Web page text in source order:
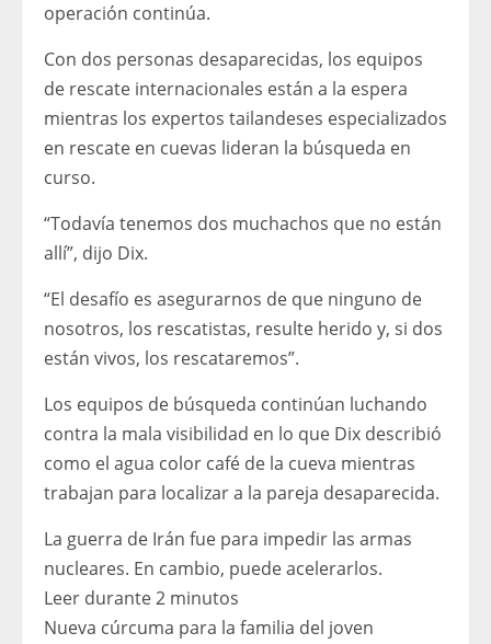
operación continúa.
Con dos personas desaparecidas, los equipos
de rescate internacionales están a la espera
mientras los expertos tailandeses especializados
en rescate en cuevas lideran la búsqueda en
curso.
“Todavía tenemos dos muchachos que no están
allí”, dijo Dix.
“El desafío es asegurarnos de que ninguno de
nosotros, los rescatistas, resulte herido y, si dos
están vivos, los rescataremos”.
Los equipos de búsqueda continúan luchando
contra la mala visibilidad en lo que Dix describió
como el agua color café de la cueva mientras
trabajan para localizar a la pareja desaparecida.
La guerra de Irán fue para impedir las armas
nucleares. En cambio, puede acelerarlos.
Leer durante 2 minutos
Nueva cúrcuma para la familia del joven